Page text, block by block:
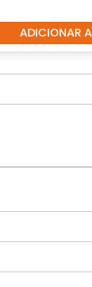
ADICIONAR